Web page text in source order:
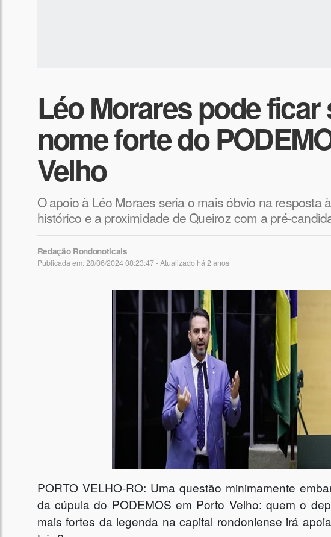
Léo Morares pode
nome forte do
Velho
O apoio à Léo Moraes seria o mais óbvio na resposta
histórico e a proximidade de Queiroz com a pré-
Redação Rondonoticais
Publicada em: 28/06/2024 08:23:47 - Atualizado há 2 anos
PORTO VELHO-RO: Uma questão minimamente
da cúpula do PODEMOS em Porto Velho: quem o
mais fortes da legenda na capital rondoniense irá